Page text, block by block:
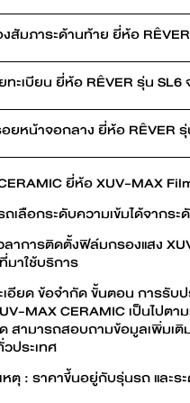
สัมภาระด้านท้าย ยี่ห้อ
ะเบียน ยี่ห้อ RÊVER รุ่น
หน้าจอกลาง ยี่ห้อ RÊVER
ยี่ห้อ XUV-MAX
เลือกระดับความเข้มได้จากร
วลาการติดตั้งฟิล์มกรองแสง
มาใช้บริการ
เอียด ข้อจำกัด ขั้นตอน การรับ
MAX CERAMIC เป็นไปต
สามารถสอบถามข้อมูลเพิ่มเ
ประเทศ
หตุ : ราคาขึ้นอยู่กับรุ่นรถ และร